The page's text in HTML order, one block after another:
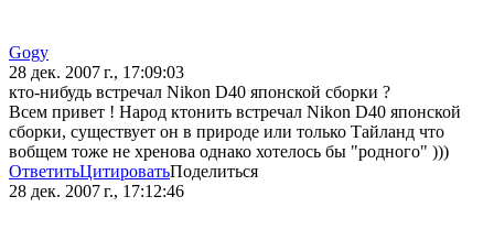
Gogy
28 дек. 2007 г., 17:09:03
кто-нибудь встречал Nikon D40 японской сборки ?
Всем привет ! Народ ктонить встречал Nikon D40 японской
сборки, существует он в природе или только Тайланд что
вобщем тоже не хренова однако хотелось бы "родного" )))
ОтветитьЦитироватьПоделиться
28 дек. 2007 г., 17:12:46